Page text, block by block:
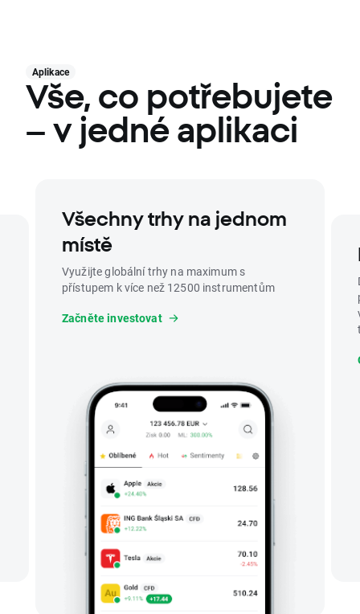
Aplikace
Vše, co potřebujete
– v jedné aplikaci
Všechny trhy na jednom
místě
Využijte globální trhy na maximum s
přístupem k více než 12500 instrumentům
Začněte investovat